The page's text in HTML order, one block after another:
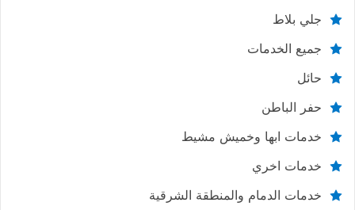
جلي بلاط
جميع الخدمات
حائل
حفر الباطن
خدمات ابها وخميش مشيط
خدمات اخري
خدمات الدمام والمنطقة الشرقية